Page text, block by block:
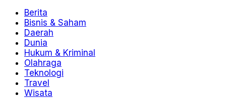
Berita
Bisnis & Saham
Daerah
Dunia
Hukum & Kriminal
Olahraga
Teknologi
Travel
Wisata